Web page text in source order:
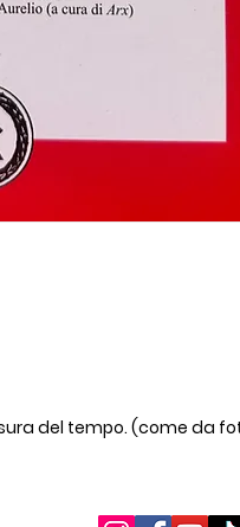
del tempo. (come da